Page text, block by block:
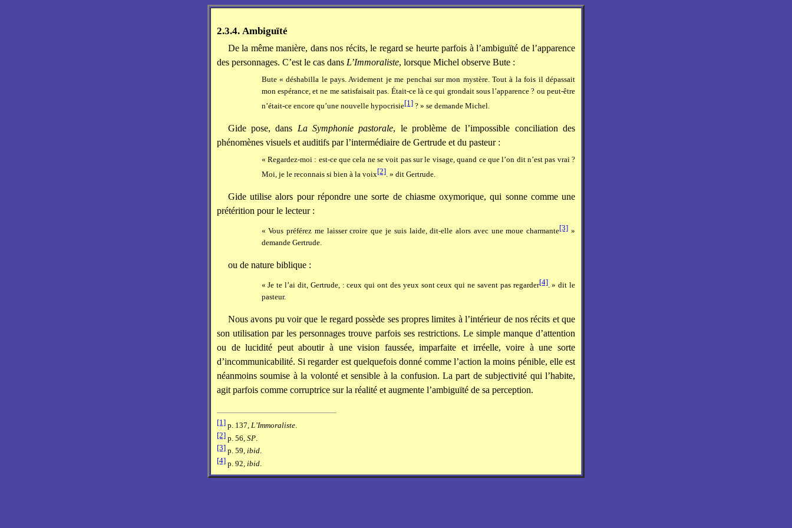
2.3.4. Ambiguïté
De la même manière, dans nos récits, le regard se heurte parfois à l’ambiguïté de l’apparence
des personnages. C’est le cas dans L’Immoraliste, lorsque Michel observe Bute :
Bute « déshabilla le pays. Avidement je me penchai sur mon mystère. Tout à la fois il dépassait
mon espérance, et ne me satisfaisait pas. Était-ce là ce qui grondait sous l’apparence ? ou peut-être
n’était-ce encore qu’une nouvelle hypocrisie[1]? » se demande Michel.
Gide pose, dans La Symphonie pastorale, le problème de l’impossible conciliation des
phénomènes visuels et auditifs par l’intermédiaire de Gertrude et du pasteur :
« Regardez-moi : est-ce que cela ne se voit pas sur le visage, quand ce que l’on dit n’est pas vrai ?
Moi, je le reconnais si bien à la voix[2]. » dit Gertrude.
Gide utilise alors pour répondre une sorte de chiasme oxymorique, qui sonne comme une
prétérition pour le lecteur :
« Vous préférez me laisser croire que je suis laide, dit-elle alors avec une moue charmante[3] »
demande Gertrude.
ou de nature biblique :
« Je te l’ai dit, Gertrude, : ceux qui ont des yeux sont ceux qui ne savent pas regarder[4]. » dit le
pasteur.
Nous avons pu voir que le regard possède ses propres limites à l’intérieur de nos récits et que
son utilisation par les personnages trouve parfois ses restrictions. Le simple manque d’attention
ou de lucidité peut aboutir à une vision faussée, imparfaite et irréelle, voire à une sorte
d’incommunicabilité. Si regarder est quelquefois donné comme l’action la moins pénible, elle est
néanmoins soumise à la volonté et sensible à la confusion. La part de subjectivité qui l’habite,
agit parfois comme corruptrice sur la réalité et augmente l’ambiguïté de sa perception.
[1] p. 137, L’Immoraliste.
[2] p. 56, SP.
[3] p. 59, ibid.
[4] p. 92, ibid.